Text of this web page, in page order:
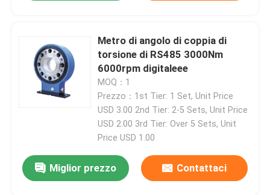
Metro di angolo di coppia di
torsione di RS485 3000Nm
6000rpm digitaleee
MOQ：1
Prezzo：1st Tier: 1 Set, Unit Price
USD 3.00 2nd Tier: 2-5 Sets, Unit Price
USD 2.00 3rd Tier: Over 5 Sets, Unit
Price USD 1.00
Miglior prezzo Contattaci